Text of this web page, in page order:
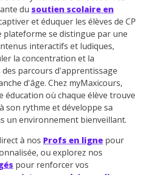
du soutien scolaire en
et éduquer les élèves de CP
plateforme se distingue par une
interactifs et ludiques,
la concentration et la
parcours d'apprentissage
d'âge. Chez myMaxicours,
éducation où chaque élève trouve
son rythme et développe sa
un environnement bienveillant.
à nos Profs en ligne pour
ou explorez nos
pour renforcer vos
recevoir les actualités et des
de la part de
sera exclusivement utilisée pour
newsletter. Vous pourrez vous
à travers le lien de
dans chaque newsletter. Pour
gestion de vos données
exercer vos droits, vous pouvez